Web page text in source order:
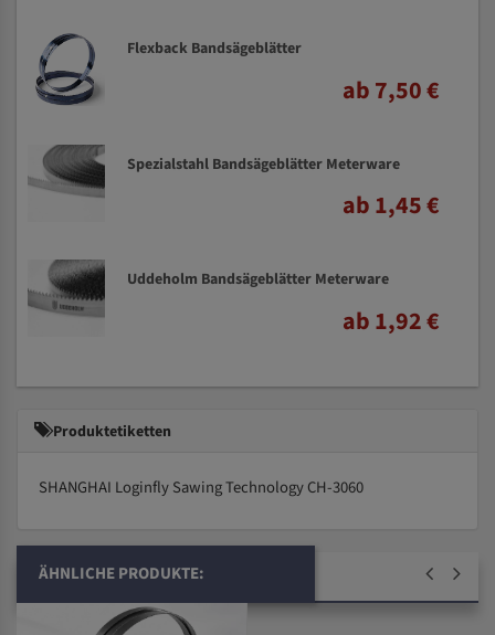
Flexback Bandsägeblätter
ab 7,50 €
Spezialstahl Bandsägeblätter Meterware
ab 1,45 €
Uddeholm Bandsägeblätter Meterware
ab 1,92 €
Produktetiketten
SHANGHAI Loginfly Sawing Technology CH-3060
ÄHNLICHE PRODUKTE: